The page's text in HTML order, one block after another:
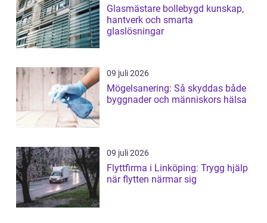
Glasmästare bollebygd kunskap,
hantverk och smarta
glaslösningar
09 juli 2026
Mögelsanering: Så skyddas både
byggnader och människors hälsa
09 juli 2026
Flyttfirma i Linköping: Trygg hjälp
när flytten närmar sig